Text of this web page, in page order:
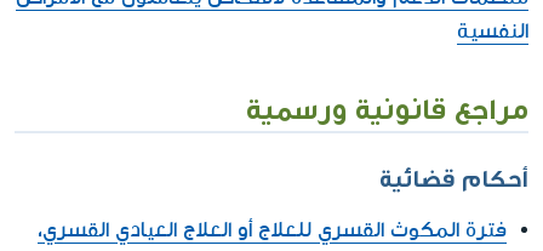
النفسية
مراجع قانونية ورسمية
أحكام قضائية
فترة المكوث القسري للعلاج أو العلاج العيادي القسري،